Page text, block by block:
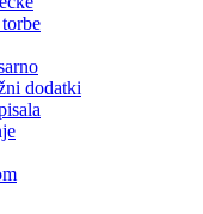
dodatki